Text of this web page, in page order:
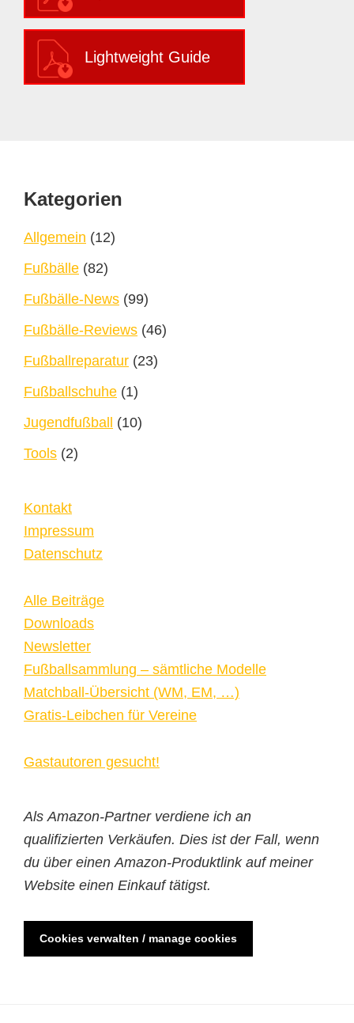
Lightweight Guide
Footer
Kategorien
Allgemein (12)
Fußbälle (82)
Fußbälle-News (99)
Fußbälle-Reviews (46)
Fußballreparatur (23)
Fußballschuhe (1)
Jugendfußball (10)
Tools (2)
Kontakt
Impressum
Datenschutz
Alle Beiträge
Downloads
Newsletter
Fußballsammlung – sämtliche Modelle
Matchball-Übersicht (WM, EM, …)
Gratis-Leibchen für Vereine
Gastautoren gesucht!
Als Amazon-Partner verdiene ich an
qualifizierten Verkäufen. Dies ist der Fall, wenn
du über einen Amazon-Produktlink auf meiner
Website einen Einkauf tätigst.
Cookies verwalten / manage cookies